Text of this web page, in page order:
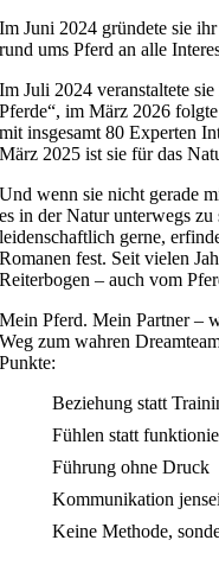
Im Juni 2024 gründete sie
rund ums Pferd an alle
Im Juli 2024 veranstaltete
Pferde“, im März 2026
mit insgesamt 80 Experten
März 2025 ist sie für das
Und wenn sie nicht gerade
es in der Natur unterwegs
leidenschaftlich gerne,
Romanen fest. Seit vielen
Reiterbogen – auch vom
Mein Pferd. Mein Partner –
Weg zum wahren
Punkte:
Beziehung statt
Fühlen statt
Führung ohne Druck
Kommunikation
Keine Methode,